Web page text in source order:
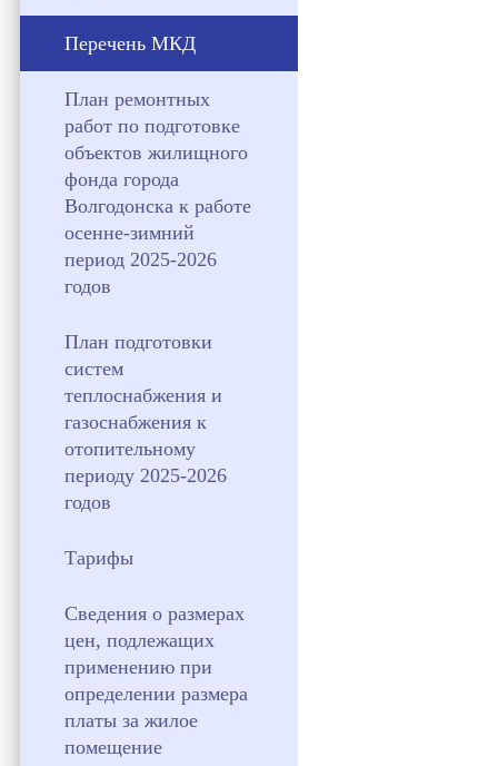
Перечень МКД
План ремонтных
работ по подготовке
объектов жилищного
фонда города
Волгодонска к работе
осенне-зимний
период 2025-2026
годов
План подготовки
систем
теплоснабжения и
газоснабжения к
отопительному
периоду 2025-2026
годов
Тарифы
Сведения о размерах
цен, подлежащих
применению при
определении размера
платы за жилое
помещение